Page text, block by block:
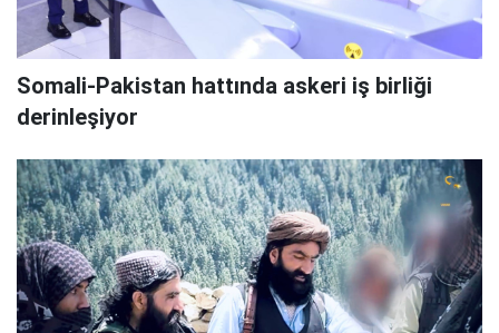
Somali-Pakistan hattında askeri iş birliği
derinleşiyor